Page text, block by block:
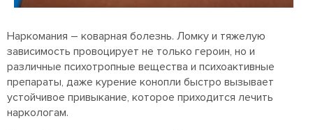
Наркомания – коварная болезнь. Ломку и тяжелую
зависимость провоцирует не только героин, но и
различные психотропные вещества и психоактивные
препараты, даже курение конопли быстро вызывает
устойчивое привыкание, которое приходится лечить
наркологам.